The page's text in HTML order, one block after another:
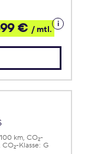
€ / mtl.
Details
zum
km CO2-
CO2-Klasse: G